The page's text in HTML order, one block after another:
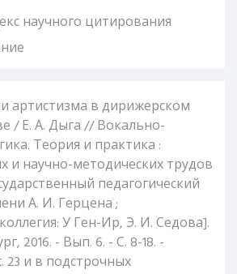
научного цитирования
артистизма в дирижерском
/ Е. А. Дыга // Вокально-
Теория и практика :
и научно-методических трудов
педагогический
А. И. Герцена ;
У Ген-Ир, Э. И. Седова].
2016. - Вып. 6. - С. 8-18. -
23 и в подстрочных